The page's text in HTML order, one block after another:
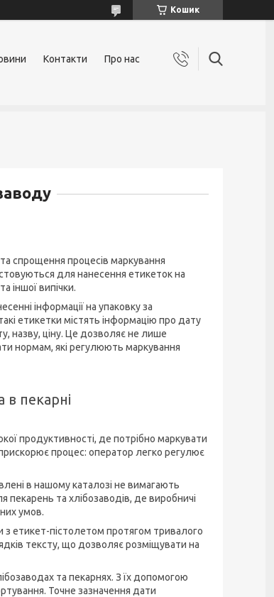
Кошик
Контакти Про нас
спрощення процесів маркування
для нанесення етикеток на
іншої випічки.
інформації на упаковку за
етикетки містять інформацію про дату
назву, ціну. Це дозволяє не лише
нормам, які регулюють маркування
в пекарні
продуктивності, де потрібно маркувати
процес: оператор легко регулює
в нашому каталозі не вимагають
та хлібозаводів, де виробничі
умов.
з етикет-пістолетом протягом тривалого
тексту, що дозволяє розміщувати на
та пекарнях. З їх допомогою
Точне зазначення дати